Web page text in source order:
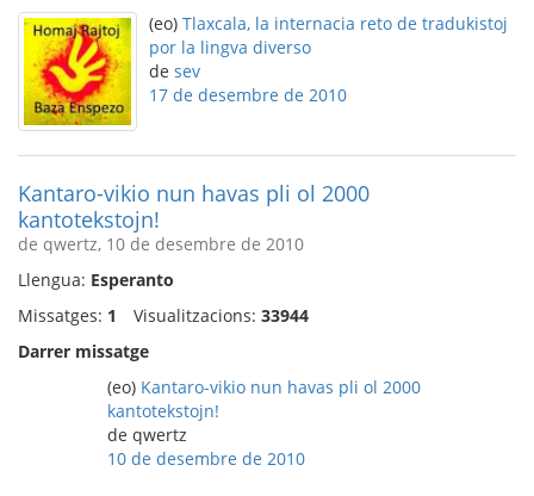
(eo) Tlaxcala, la internacia reto de tradukistoj
por la lingva diverso
de sev
17 de desembre de 2010
Kantaro-vikio nun havas pli ol 2000
kantotekstojn!
de qwertz, 10 de desembre de 2010
Llengua: Esperanto
Missatges: 1 Visualitzacions: 33944
Darrer missatge
(eo) Kantaro-vikio nun havas pli ol 2000
kantotekstojn!
de qwertz
10 de desembre de 2010